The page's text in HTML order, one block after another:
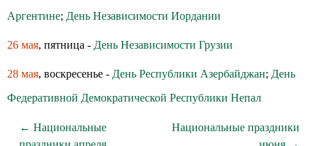
Аргентине; День Независимости Иордании
26 мая, пятница - День Независимости Грузии
28 мая, воскресенье - День Республики Азербайджан; День
Федеративной Демократической Республики Непал
← Национальные
Национальные праздники